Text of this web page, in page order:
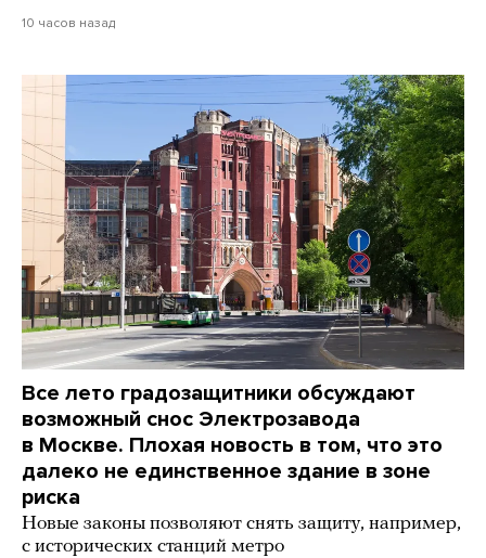
10 часов назад
Все лето градозащитники обсуждают
возможный снос Электрозавода
в Москве. Плохая новость в том, что это
далеко не единственное здание в зоне
риска
Новые законы позволяют снять защиту, например,
с исторических станций метро